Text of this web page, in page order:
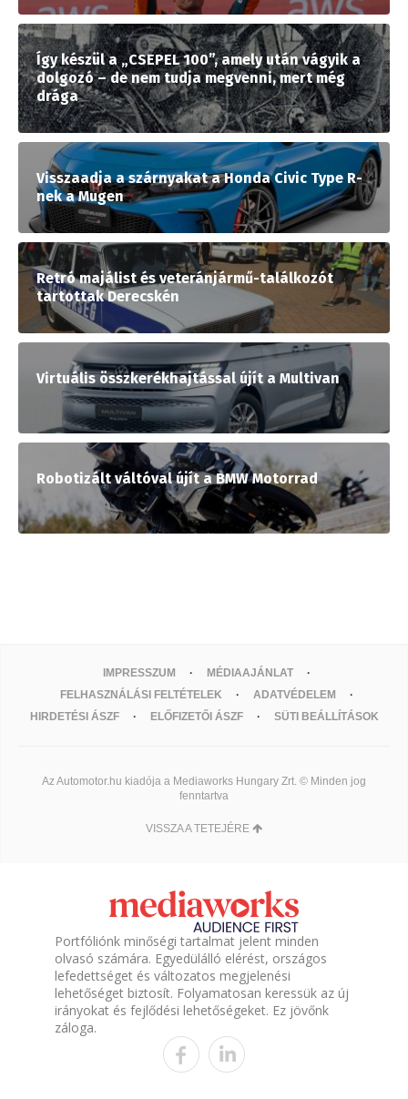
Így készül a „CSEPEL 100”, amely után vágyik a
dolgozó – de nem tudja megvenni, mert még
drága
Visszaadja a szárnyakat a Honda Civic Type R-
nek a Mugen
Retró majálist és veteránjármű-találkozót
tartottak Derecskén
Virtuális összkerékhajtással újít a Multivan
Robotizált váltóval újít a BMW Motorrad
IMPRESSZUM
MÉDIAAJÁNLAT
FELHASZNÁLÁSI FELTÉTELEK
ADATVÉDELEM
HIRDETÉSI ÁSZF
ELŐFIZETŐI ÁSZF SÜTI BEÁLLÍTÁSOK
Az Automotor.hu kiadója a Mediaworks Hungary Zrt. © Minden jog
fenntartva
VISSZA A TETEJÉRE
Portfóliónk minőségi tartalmat jelent minden
olvasó számára. Egyedülálló elérést, országos
lefedettséget és változatos megjelenési
lehetőséget biztosít. Folyamatosan keressük az új
irányokat és fejlődési lehetőségeket. Ez jövőnk
záloga.